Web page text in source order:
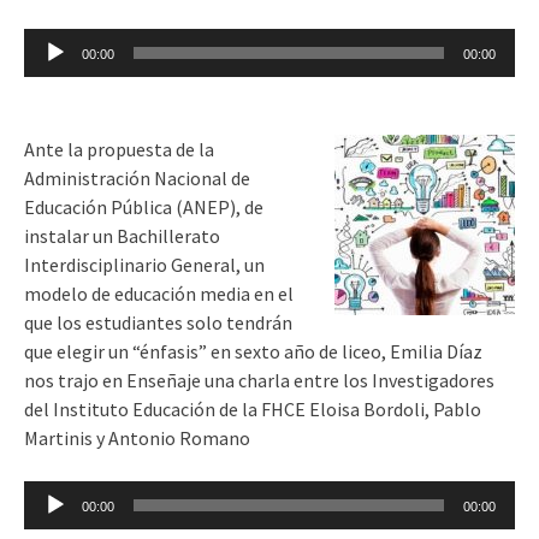
Reproductor
00:00 00:00
Ante la propuesta de la
Administración Nacional de
Educación Pública (ANEP), de
instalar un Bachillerato
Interdisciplinario General, un
modelo de educación media en el
que los estudiantes solo tendrán
que elegir un “énfasis” en sexto año de liceo, Emilia Díaz
nos trajo en Enseñaje una charla entre los Investigadores
del Instituto Educación de la FHCE Eloisa Bordoli, Pablo
Martinis y Antonio Romano
Reproductor
00:00 00:00